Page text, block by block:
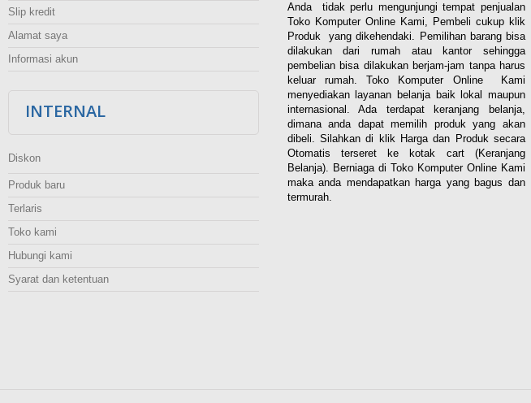
Slip kredit
Alamat saya
Informasi akun
INTERNAL
Diskon
Produk baru
Terlaris
Toko kami
Hubungi kami
Syarat dan ketentuan
Anda tidak perlu mengunjungi tempat penjualan
Toko Komputer Online Kami, Pembeli cukup klik
Produk yang dikehendaki. Pemilihan barang bisa
dilakukan dari rumah atau kantor sehingga
pembelian bisa dilakukan berjam-jam tanpa harus
keluar rumah. Toko Komputer Online Kami
menyediakan layanan belanja baik lokal maupun
internasional. Ada terdapat keranjang belanja,
dimana anda dapat memilih produk yang akan
dibeli. Silahkan di klik Harga dan Produk secara
Otomatis terseret ke kotak cart (Keranjang
Belanja). Berniaga di Toko Komputer Online Kami
maka anda mendapatkan harga yang bagus dan
termurah.